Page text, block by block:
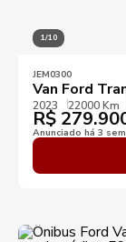
1/10
JEM0300
Van Ford
2023 22000 Km
R$
Anunciado há 3